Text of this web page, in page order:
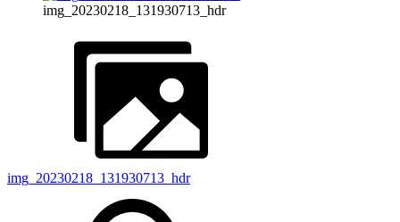
img_20230218_131930713_hdr
img_20230218_131930713_hdr